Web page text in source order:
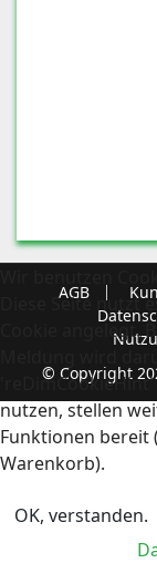
AGB
© Copyright
Diese Seite nutzt
Cookie angelegt.
Meldung wird
nutzen, stellen
Funktionen bereit
Warenkorb).
OK, verstanden.